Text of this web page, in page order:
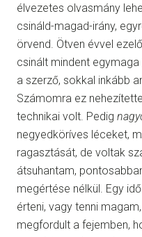
élvezetes olvasmány
csináld-magad-irány,
örvend. Ötven évvel
csinált mindent
a szerző, sokkal inkább
Számomra ez
technikai volt. Pedig
negyedköríves léceket,
ragasztását, de voltak
átsuhantam,
megértése nélkül. Egy
érteni, vagy tenni
megfordult a fejemben,